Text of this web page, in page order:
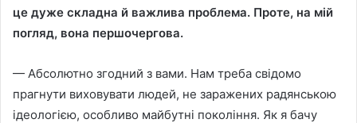
це дуже складна й важлива проблема. Проте, на мiй
погляд, вона першочергова.
— Абсолютно згодний з вами. Нам треба свiдомо
прагнути виховувати людей, не заражених радянською
iдеологiєю, особливо майбутнi поколiння. Як я бачу